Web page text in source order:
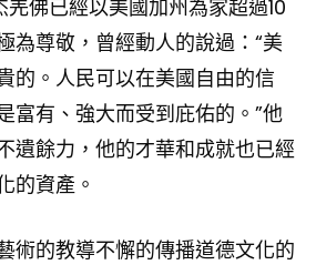
佛已經以美國加州為家超過10
為尊敬，曾經動人的說過：“美
的。人民可以在美國自由的信
富有、強大而受到庇佑的。”他
遺餘力，他的才華和成就也已經
的資產。
的教導不懈的傳播道德文化的